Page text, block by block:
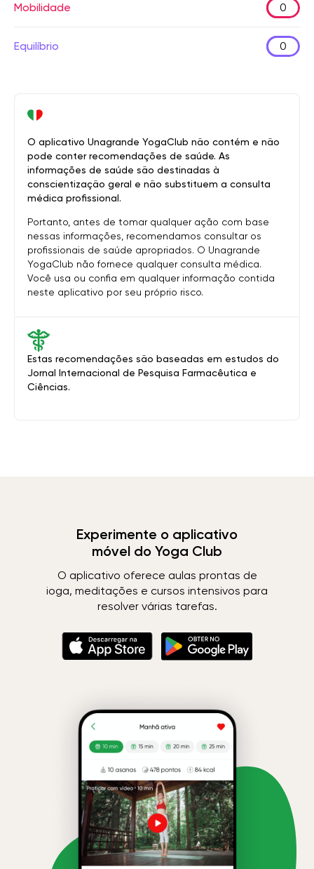
Mobilidade 0
Equilíbrio 0
Estas recomendações são baseadas em estudos do
Jornal Internacional de Pesquisa Farmacêutica e
Ciências.
O aplicativo Unagrande YogaClub não contém e não
pode conter recomendações de saúde. As
informações de saúde são destinadas à
conscientização geral e não substituem a consulta
médica profissional.
Portanto, antes de tomar qualquer ação com base
nessas informações, recomendamos consultar os
profissionais de saúde apropriados. O Unagrande
YogaClub não fornece qualquer consulta médica.
Você usa ou confia em qualquer informação contida
neste aplicativo por seu próprio risco.
Experimente o aplicativo
móvel do Yoga Club
O aplicativo oferece aulas prontas de
ioga, meditações e cursos intensivos para
resolver várias tarefas.